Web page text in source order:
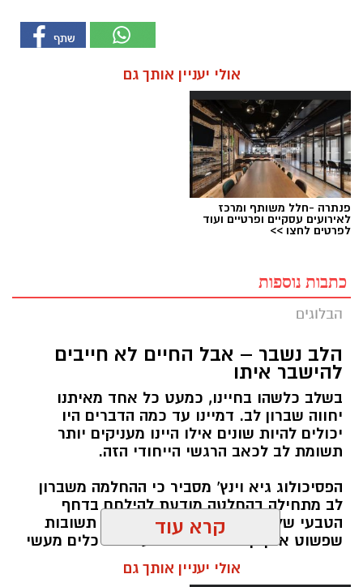
אולי יעניין אותך גם
פנתרה -חלל משותף ומרכז
לאירועים עסקיים ופרטיים ועוד
לפרטים לחצו >>
כתבות נוספות
הבלוגים
הלב נשבר – אבל החיים לא חייבים
להישבר איתו
בשלב כלשהו בחיינו, כמעט כל אחד מאיתנו
יחווה שברון לב. דמיינו עד כמה הדברים היו
יכולים להיות שונים אילו היינו מעניקים יותר
תשומת לב לכאב הרגשי הייחודי הזה.
הפסיכולוג גיא וינץ' מסביר כי ההחלמה משברון
לב מתחילה בהחלטה מודעת להילחם בדחף
הטבעי שלנו לייפות את העבר ולחפש תשובות
שפשוט אינן קיימות. הוא מציע ארגז כלים מעשי
שיעזור לנו, בהדרגה, להשתחרר מהכאב ולהמשיך
קרא עוד
אולי יעניין אותך גם